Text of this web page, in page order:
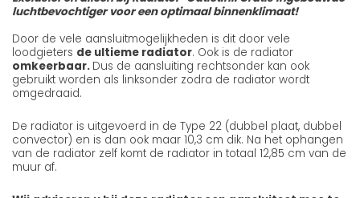
luchtbevochtiger voor een optimaal binnenklimaat!
Door de vele aansluitmogelijkheden is dit door vele
loodgieters de ultieme radiator. Ook is de radiator
omkeerbaar. Dus de aansluiting rechtsonder kan ook
gebruikt worden als linksonder zodra de radiator wordt
omgedraaid.
De radiator is uitgevoerd in de Type 22 (dubbel plaat, dubbel
convector) en is dan ook maar 10,3 cm dik. Na het ophangen
van de radiator zelf komt de radiator in totaal 12,85 cm van de
muur af.